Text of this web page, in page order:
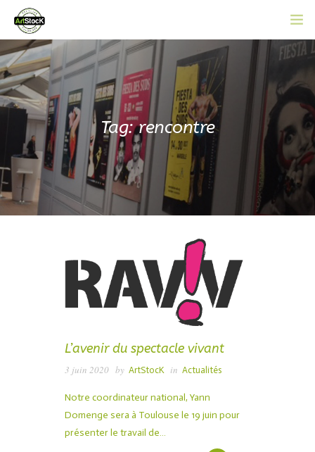
ACCUEIL
L’ASSOCIATION
CATALOGUE EN LIGNE
ACTUALITÉS
CONTACT
ADHÉRER
Tag: rencontre
L’avenir du spectacle vivant
3 juin 2020 by ArtStocK in Actualités
Notre coordinateur national, Yann
Domenge sera à Toulouse le 19 juin pour
présenter le travail de…